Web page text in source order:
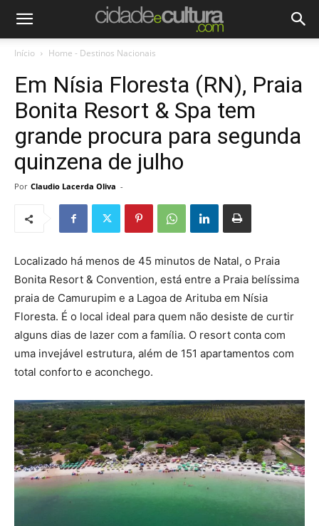
Início Home - Destinos Nacionais
Em Nísia Floresta (RN), Praia
Bonita Resort & Spa tem
grande procura para segunda
quinzena de julho
Por Claudio Lacerda Oliva -
Localizado há menos de 45 minutos de Natal, o Praia
Bonita Resort & Convention, está entre a Praia belíssima
praia de Camurupim e a Lagoa de Arituba em Nísia
Floresta. É o local ideal para quem não desiste de curtir
alguns dias de lazer com a família. O resort conta com
uma invejável estrutura, além de 151 apartamentos com
total conforto e aconchego.